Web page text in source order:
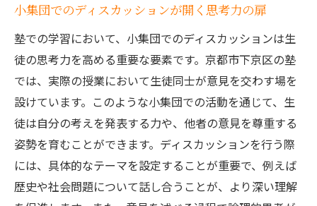
小集団でのディスカッションが開く思考力の扉
塾での学習において、小集団でのディスカッションは生
徒の思考力を高める重要な要素です。京都市下京区の塾
では、実際の授業において生徒同士が意見を交わす場を
設けています。このような小集団での活動を通じて、生
徒は自分の考えを発表する力や、他者の意見を尊重する
姿勢を育むことができます。ディスカッションを行う際
には、具体的なテーマを設定することが重要で、例えば
歴史や社会問題について話し合うことが、より深い理解